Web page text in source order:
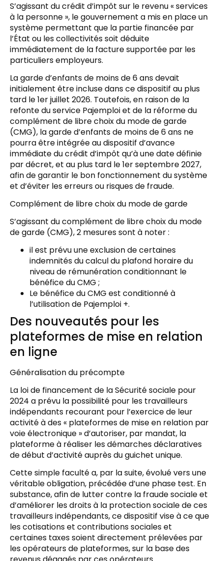
S’agissant du crédit d’impôt sur le revenu « services
à la personne », le gouvernement a mis en place un
système permettant que la partie financée par
l’État ou les collectivités soit déduite
immédiatement de la facture supportée par les
particuliers employeurs.
La garde d’enfants de moins de 6 ans devait
initialement être incluse dans ce dispositif au plus
tard le 1er juillet 2026. Toutefois, en raison de la
refonte du service Pajemploi et de la réforme du
complément de libre choix du mode de garde
(CMG), la garde d’enfants de moins de 6 ans ne
pourra être intégrée au dispositif d’avance
immédiate du crédit d’impôt qu’à une date définie
par décret, et au plus tard le 1er septembre 2027,
afin de garantir le bon fonctionnement du système
et d’éviter les erreurs ou risques de fraude.
Complément de libre choix du mode de garde
S’agissant du complément de libre choix du mode
de garde (CMG), 2 mesures sont à noter :
il est prévu une exclusion de certaines
indemnités du calcul du plafond horaire du
niveau de rémunération conditionnant le
bénéfice du CMG ;
Le bénéfice du CMG est conditionné à
l’utilisation de Pajemploi +.
Des nouveautés pour les
plateformes de mise en relation
en ligne
Généralisation du précompte
La loi de financement de la Sécurité sociale pour
2024 a prévu la possibilité pour les travailleurs
indépendants recourant pour l’exercice de leur
activité à des « plateformes de mise en relation par
voie électronique » d’autoriser, par mandat, la
plateforme à réaliser les démarches déclaratives
de début d’activité auprès du guichet unique.
Cette simple faculté a, par la suite, évolué vers une
véritable obligation, précédée d’une phase test. En
substance, afin de lutter contre la fraude sociale et
d’améliorer les droits à la protection sociale de ces
travailleurs indépendants, ce dispositif vise à ce que
les cotisations et contributions sociales et
certaines taxes soient directement prélevées par
les opérateurs de plateformes, sur la base des